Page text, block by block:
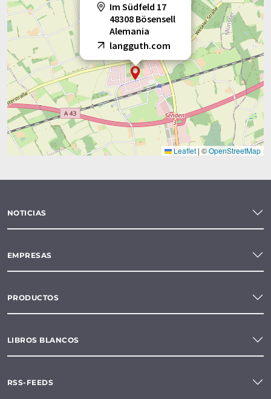
Im Südfeld 17
48308 Bösensell
Alemania
langguth.com
Leaflet | ©OpenStreetMap
NOTICIAS
EMPRESAS
PRODUCTOS
LIBROS BLANCOS
RSS-FEEDS